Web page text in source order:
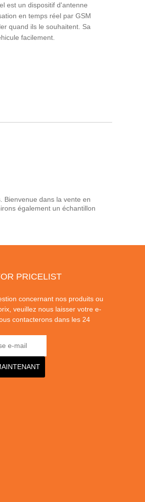
est un dispositif d'antenne
en temps réel par GSM
quand ils le souhaitent. Sa
facilement.
Bienvenue dans la vente en
également un échantillon
PRICELIST
concernant nos produits ou
veuillez nous laisser votre e-
contacterons dans les 24